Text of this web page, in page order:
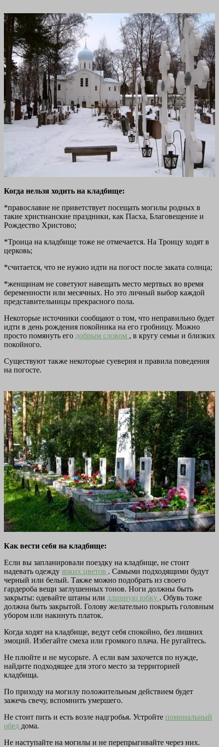
Когда нельзя ходить на кладбище:
*православие не приветствует посещать могилы родных в
такие христианские праздники, как Пасха, Благовещение и
Рождество Христово;
*Троица на кладбище тоже не отмечается. На Троицу ходят в
церковь;
*считается, что не нужно идти на погост после заката солнца;
*женщинам не советуют навещать место мертвых во время
беременности или месячных. Но это личный выбор каждой
представительницы прекрасного пола.
Некоторые источники сообщают о том, что неправильно будет
идти в день рождения покойника на его гробницу. Можно
просто помянуть его добрым словом , в кругу семьи и близких
покойного.
Существуют также некоторые суеверия и правила поведения
на погосте.
Как вести себя на кладбище:
Если вы запланировали поездку на кладбище, не стоит
надевать одежду ярких цветов . Самыми подходящими будут
черный или белый. Также можно подобрать из своего
гардероба вещи заглушенных тонов. Ноги должны быть
закрыты: одевайте штаны или длинную юбку . Обувь тоже
должна быть закрытой. Голову желательно покрыть головным
убором или накинуть платок.
Когда ходят на кладбище, ведут себя спокойно, без лишних
эмоций. Избегайте смеха или громкого плача. Не ругайтесь.
Не плюйте и не мусорьте. А если вам захочется по нужде,
найдите подходящее для этого место за территорией
кладбища.
По приходу на могилу положительным действием будет
зажечь свечу, вспомнить умершего.
Не стоит пить и есть возле надгробья. Устройте поминальный
обед дома.
Не наступайте на могилы и не перепрыгивайте через них.